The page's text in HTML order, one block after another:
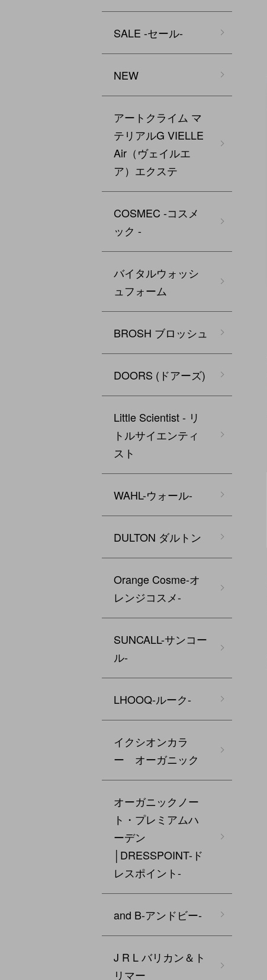
SALE -セール-
NEW
アートクライム マ
テリアルG VIELLE
Air（ヴェイルエ
ア）エクステ
COSMEC -コスメ
ック -
バイタルウォッシ
ュフォーム
BROSH ブロッシュ
DOORS (ドアーズ)
Little Scientist - リ
トルサイエンティ
スト
WAHL-ウォール-
DULTON ダルトン
Orange Cosme-オ
レンジコスメ-
SUNCALL-サンコー
ル-
LHOOQ-ルーク-
イクシオンカラ
ー オーガニック
オーガニックノー
ト・プレミアムハ
ーデン
│DRESSPOINT-ド
レスポイント-
and B‐アンドビー‐
J R L バリカン＆ト
リマー